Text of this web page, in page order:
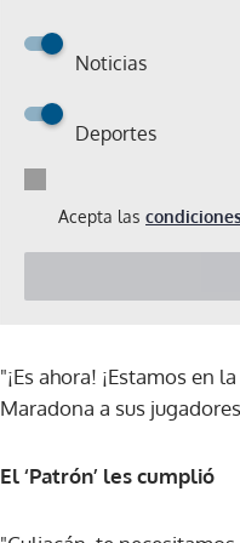
Noticias
Deportes
Acepta las
"¡Es ahora! ¡Estamos en
Maradona a sus
El ‘Patrón’ les cumplió